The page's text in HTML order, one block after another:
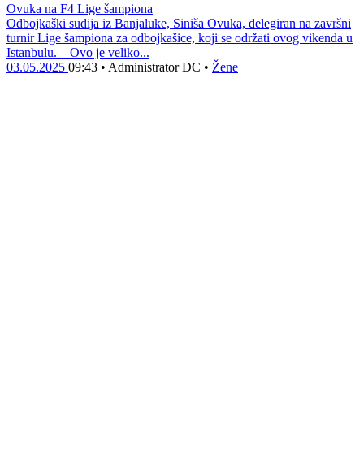
Ovuka na F4 Lige šampiona
Odbojkaški sudija iz Banjaluke, Siniša Ovuka, delegiran na završni
turnir Lige šampiona za odbojkašice, koji se održati ovog vikenda u
Istanbulu. Ovo je veliko...
03.05.2025 09:43 • Administrator DC • Žene